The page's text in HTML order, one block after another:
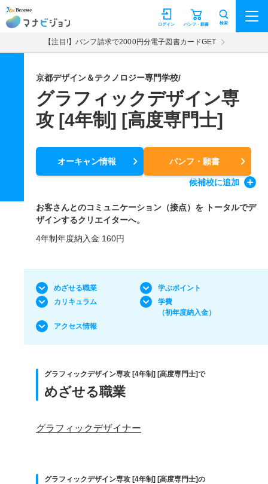
マナビジョン パンフ・願書
ログイン 検索
【注目!】パンフ請求で2000円分電子図書カードGET
京都デザイン＆テクノロジー専門学校/
グラフィックデザイン専
攻 [4年制] [高度専門士]
オーキャン情報 パンフ・願書
候補校に追加
お客さんとのコミュニケーション（接点）を トータルでデ
ザインするクリエイターへ。
4年制年度納入金 160円
めざせる職業
学ぶポイント
カリキュラム
学費
（初年度納入金）
アクセス情報
グラフィックデザイン専攻 [4年制] [高度専門士]で
めざせる職業
グラフィックデザイナー
グラフィックデザイン専攻 [4年制] [高度専門士]の